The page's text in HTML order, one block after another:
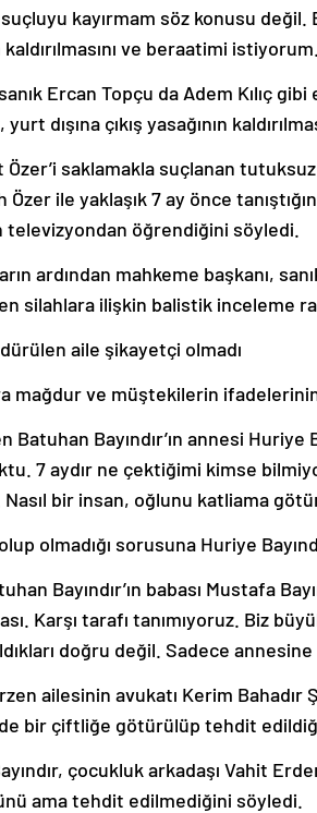
kayırmam söz konusu değil.
kaldırılmasını ve beraatimi
Ercan Topçu da Adem Kılıç
dışına çıkış yasağının
Özer’i saklamakla suçlanan
ile yaklaşık 7 ay önce
televizyondan öğrendiğini söyledi.
ardından mahkeme başkanı,
silahlara ilişkin balistik inceleme
aile şikayetçi olmadı
mağdur ve müştekilerin ifadelerinin
Batuhan Bayındır’ın annesi
7 aydır ne çektiğimi kimse
Nasıl bir insan, oğlunu katliama
olmadığı sorusuna Huriye
Bayındır’ın babası Mustafa
Karşı tarafı tanımıyoruz. Biz
doğru değil. Sadece annesine
ailesinin avukatı Kerim Bahadır
bir çiftliğe götürülüp tehdit
çocukluk arkadaşı Vahit
ama tehdit edilmediğini söyledi.